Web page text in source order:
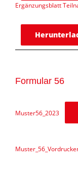
Ergänzungsblatt
Formular 56
Muster56_2023